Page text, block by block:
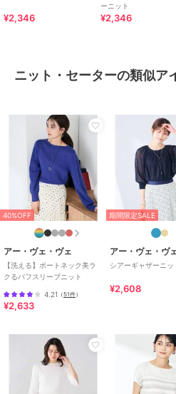
アー・ヴェ・ヴェ
カラー アイボリー、ブラ
アイボリー/ブラ
レーヨン 60% ナ
ウレタン 3% 別
6% ナイロン
2% リブ部分 ナ
ン 47% ポリウレ
商品のお取り扱
原産国
¥2,346
ーニット
¥2,346
ニット・セーターの類似ア
40%OFF
アー・ヴェ・ヴェ
【洗える】ボートネック美ラ
クるパフスリーブニット
4.21 （51件）
¥2,633
期間限定SALE
アー・ヴェ・ヴ
シアーギャザーニッ
¥2,608